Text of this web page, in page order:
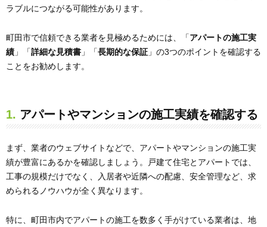
ラブルにつながる可能性があります。
町田市で信頼できる業者を見極めるためには、「アパートの施工実
績 」「詳細な見積書 」「長期的な保証 」の3つのポイントを確認する
ことをお勧めします。
1. アパートやマンションの施工実績を確認する
まず、業者のウェブサイトなどで、アパートやマンションの施工実
績が豊富にあるかを確認しましょう。戸建て住宅とアパートでは、
工事の規模だけでなく、入居者や近隣への配慮、安全管理など、求
められるノウハウが全く異なります。
特に、町田市内でアパートの施工を数多く手がけている業者は、地